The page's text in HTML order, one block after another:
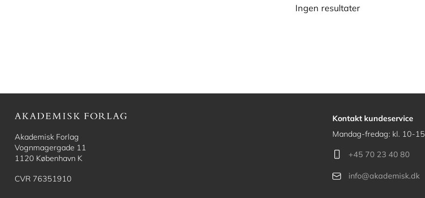
Ingen resultater
Akademisk Forlag
Vognmagergade 11
1120 København K
CVR 76351910
Kontakt kundeservice
Mandag-fredag: kl. 10-15
+45 70 23 40 80
info@akademisk.dk